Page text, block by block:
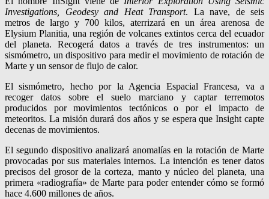
Investigations, Geodesy and Heat Transport. La nave, de seis
metros de largo y 700 kilos, aterrizará en un área arenosa de
Elysium Planitia, una región de volcanes extintos cerca del ecuador
del planeta. Recogerá datos a través de tres instrumentos: un
sismómetro, un dispositivo para medir el movimiento de rotación de
Marte y un sensor de flujo de calor.
El sismómetro, hecho por la Agencia Espacial Francesa, va a
recoger datos sobre el suelo marciano y captar terremotos
producidos por movimientos tectónicos o por el impacto de
meteoritos. La misión durará dos años y se espera que Insight capte
decenas de movimientos.
El segundo dispositivo analizará anomalías en la rotación de Marte
provocadas por sus materiales internos. La intención es tener datos
precisos del grosor de la corteza, manto y núcleo del planeta, una
primera «radiografía» de Marte para poder entender cómo se formó
hace 4.600 millones de años.